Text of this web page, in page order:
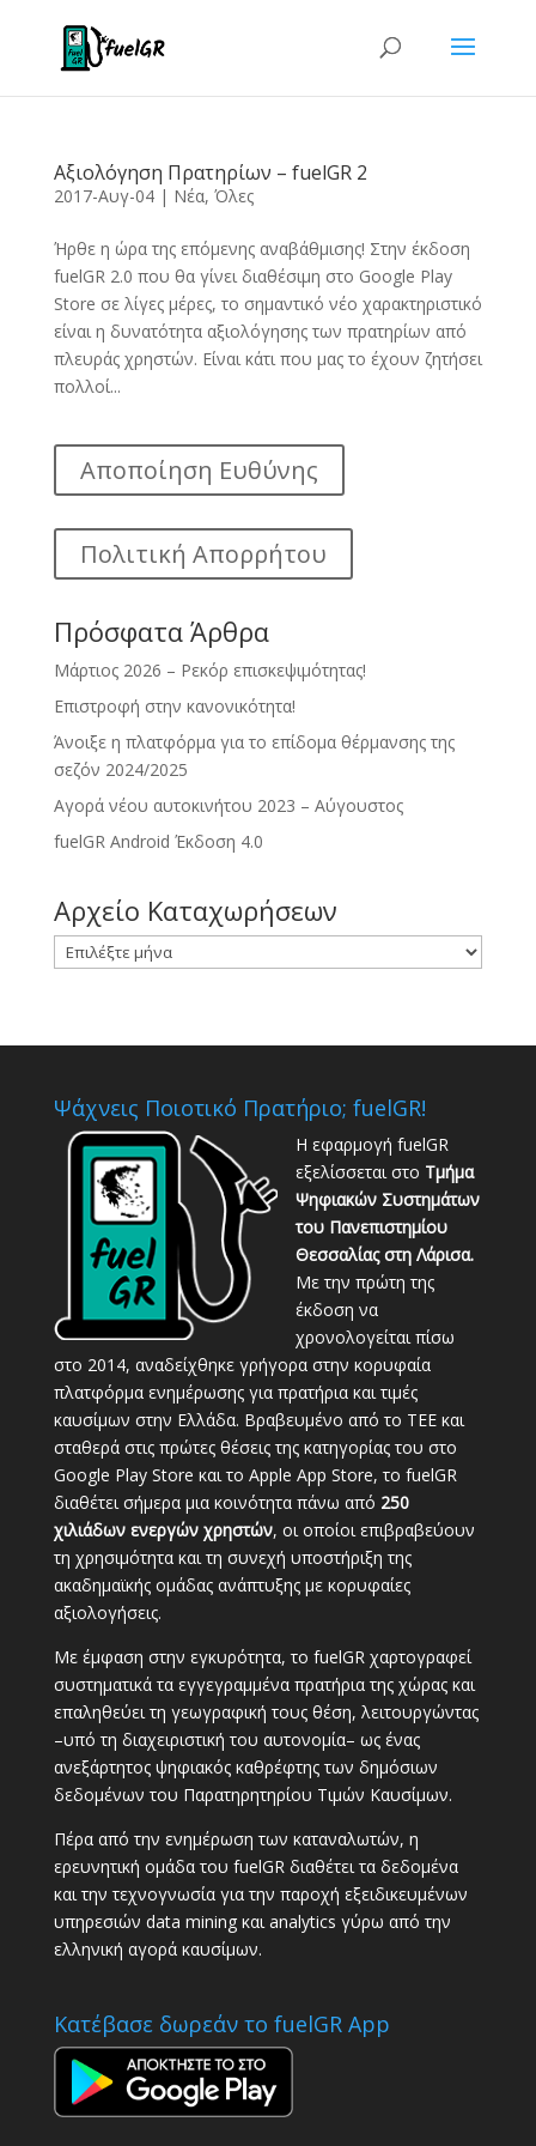
Αξιολόγηση Πρατηρίων – fuelGR 2
2017-Αυγ-04| Νέα, Όλες
Ήρθε η ώρα της επόμενης αναβάθμισης! Στην έκδοση
fuelGR 2.0 που θα γίνει διαθέσιμη στο Google Play
Store σε λίγες μέρες, το σημαντικό νέο χαρακτηριστικό
είναι η δυνατότητα αξιολόγησης των πρατηρίων από
πλευράς χρηστών. Είναι κάτι που μας το έχουν ζητήσει
πολλοί...
Αποποίηση Ευθύνης
Πολιτική Απορρήτου
Πρόσφατα Άρθρα
Μάρτιος 2026 – Ρεκόρ επισκεψιμότητας!
Επιστροφή στην κανονικότητα!
Άνοιξε η πλατφόρμα για το επίδομα θέρμανσης της
σεζόν 2024/2025
Αγορά νέου αυτοκινήτου 2023 – Αύγουστος
fuelGR Android Έκδοση 4.0
Αρχείο Καταχωρήσεων
Αρχείο
Καταχωρήσεων
Ψάχνεις Ποιοτικό Πρατήριο; fuelGR!
Η εφαρμογή fuelGR
εξελίσσεται στο Τμήμα
Ψηφιακών Συστημάτων
του Πανεπιστημίου
Θεσσαλίας στη Λάρισα.
Με την πρώτη της
έκδοση να
χρονολογείται πίσω
στο 2014, αναδείχθηκε γρήγορα στην κορυφαία
πλατφόρμα ενημέρωσης για πρατήρια και τιμές
καυσίμων στην Ελλάδα. Βραβευμένο από το ΤΕΕ και
σταθερά στις πρώτες θέσεις της κατηγορίας του στο
Google Play Store και το Apple App Store, το fuelGR
διαθέτει σήμερα μια κοινότητα πάνω από 250
χιλιάδων ενεργών χρηστών, οι οποίοι επιβραβεύουν
τη χρησιμότητα και τη συνεχή υποστήριξη της
ακαδημαϊκής ομάδας ανάπτυξης με κορυφαίες
αξιολογήσεις.
Με έμφαση στην εγκυρότητα, το fuelGR χαρτογραφεί
συστηματικά τα εγγεγραμμένα πρατήρια της χώρας και
επαληθεύει τη γεωγραφική τους θέση, λειτουργώντας
–υπό τη διαχειριστική του αυτονομία– ως ένας
ανεξάρτητος ψηφιακός καθρέφτης των δημόσιων
δεδομένων του Παρατηρητηρίου Τιμών Καυσίμων.
Πέρα από την ενημέρωση των καταναλωτών, η
ερευνητική ομάδα του fuelGR διαθέτει τα δεδομένα
και την τεχνογνωσία για την παροχή εξειδικευμένων
υπηρεσιών data mining και analytics γύρω από την
ελληνική αγορά καυσίμων.
Κατέβασε δωρεάν το fuelGR App